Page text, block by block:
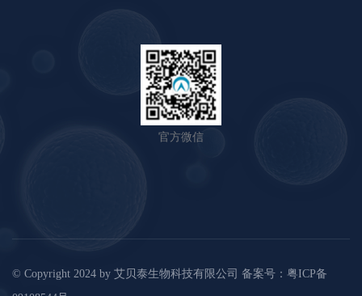
官方微信
© Copyright 2024 by 艾贝泰生物科技有限公司 备案号： 粤ICP备